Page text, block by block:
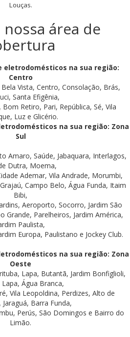
Louças.
nossa área de
eletrodomésticos na sua região:
Centro
Vista, Centro, Consolação, Brás,
Santa Efigênia,
Retiro, Pari, República, Sé, Vila
Luz e Glicério.
na sua região: Zona
Sul
Amaro, Saúde, Jabaquara, Interlagos,
Dutra, Moema,
Ademar, Vila Andrade, Morumbi,
Campo Belo, Água Funda, Itaim
Bibi,
Aeroporto, Socorro, Jardim São
Grande, Parelheiros, Jardim América,
Paulista,
Europa, Paulistano e Jockey Club.
na sua região: Zona
Oeste
Lapa, Butantã, Jardim Bonfiglioli,
Água Branca,
Vila Leopoldina, Perdizes, Alto de
Jaraguá, Barra Funda,
Perús, São Domingos e Bairro do
Limão.